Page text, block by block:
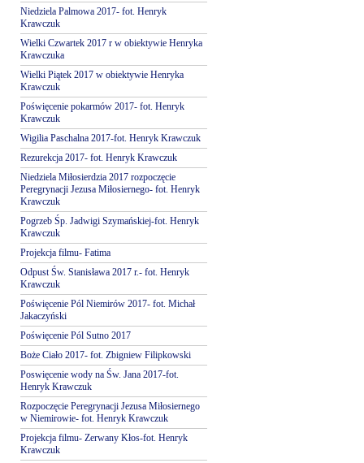
Niedziela Palmowa 2017- fot. Henryk
Krawczuk
Wielki Czwartek 2017 r w obiektywie Henryka
Krawczuka
Wielki Piątek 2017 w obiektywie Henryka
Krawczuk
Poświęcenie pokarmów 2017- fot. Henryk
Krawczuk
Wigilia Paschalna 2017-fot. Henryk Krawczuk
Rezurekcja 2017- fot. Henryk Krawczuk
Niedziela Miłosierdzia 2017 rozpoczęcie
Peregrynacji Jezusa Miłosiernego- fot. Henryk
Krawczuk
Pogrzeb Śp. Jadwigi Szymańskiej-fot. Henryk
Krawczuk
Projekcja filmu- Fatima
Odpust Św. Stanisława 2017 r.- fot. Henryk
Krawczuk
Poświęcenie Pól Niemirów 2017- fot. Michał
Jakaczyński
Poświęcenie Pól Sutno 2017
Boże Ciało 2017- fot. Zbigniew Filipkowski
Poswięcenie wody na Św. Jana 2017-fot.
Henryk Krawczuk
Rozpoczęcie Peregrynacji Jezusa Miłosiernego
w Niemirowie- fot. Henryk Krawczuk
Projekcja filmu- Zerwany Kłos-fot. Henryk
Krawczuk